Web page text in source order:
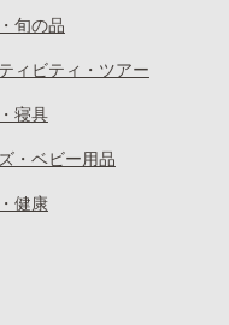
旬の品
ィビティ・ツアー
寝具
・ベビー用品
健康